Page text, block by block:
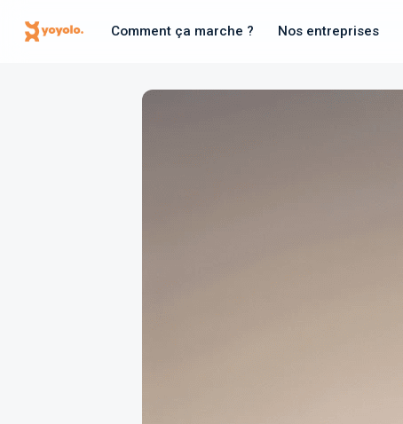
Comment ça marche ? Nos entreprises